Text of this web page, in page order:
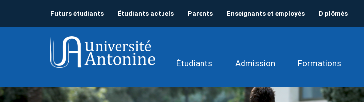
Futurs étudiants Étudiants actuels Parents Enseignants et employés Diplômés
Étudiants Admission Formations